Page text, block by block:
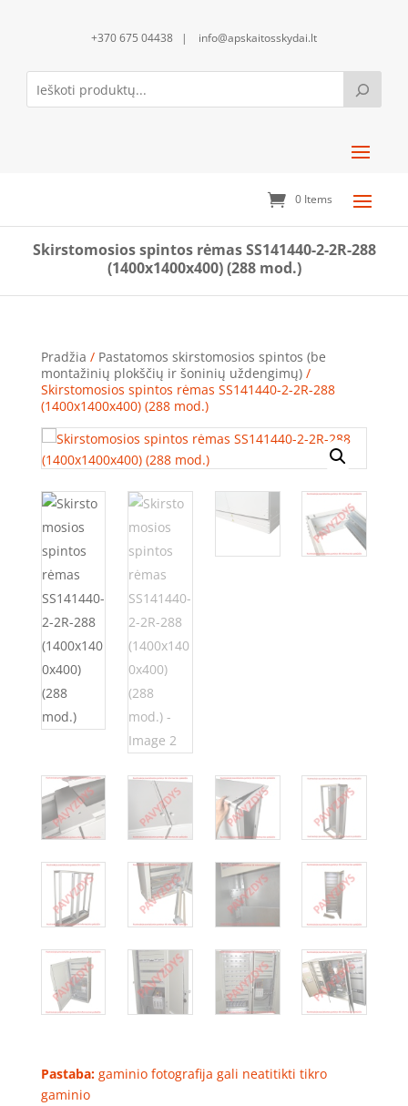
+370 675 04438 | info@apskaitosskydai.lt
0 Items
Skirstomosios spintos rėmas SS141440-2-2R-288
(1400x1400x400) (288 mod.)
Pradžia / Pastatomos skirstomosios spintos (be
montažinių plokščių ir šoninių uždengimų)/
Skirstomosios spintos rėmas SS141440-2-2R-288
(1400x1400x400) (288 mod.)
Pastaba:gaminio fotografija gali neatitikti tikro
gaminio